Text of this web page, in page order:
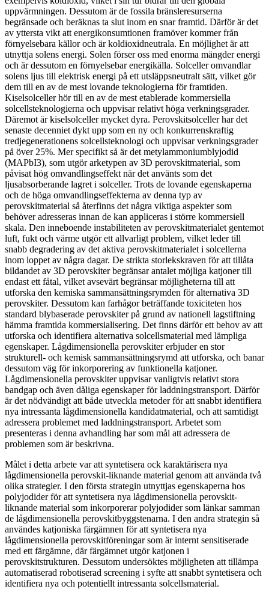
uppvärmningen. Dessutom är de fossila bränsleresurserna
begränsade och beräknas ta slut inom en snar framtid. Därför är det
av yttersta vikt att energikonsumtionen framöver kommer från
förnyelsebara källor och är koldioxidneutrala. En möjlighet är att
utnyttja solens energi. Solen förser oss med enorma mängder energi
och är dessutom en förnyelsebar energikälla. Solceller omvandlar
solens ljus till elektrisk energi på ett utsläppsneutralt sätt, vilket gör
dem till en av de mest lovande teknologierna för framtiden.
Kiselsolceller hör till en av de mest etablerade kommersiella
solcellsteknologierna och uppvisar relativt höga verkningsgrader.
Däremot är kiselsolceller mycket dyra. Perovskitsolceller har det
senaste decenniet dykt upp som en ny och konkurrenskraftig
tredjegenerationens solcellsteknologi och uppvisar verkningsgrader
på över 25%. Mer specifikt så är det metylammoniumblyjodid
(MAPbI3), som utgör arketypen av 3D perovskitmaterial, som
påvisat hög omvandlingseffekt när det använts som det
ljusabsorberande lagret i solceller. Trots de lovande egenskaperna
och de höga omvandlingseffekterna av denna typ av
perovskitmaterial så återfinns det några viktiga aspekter som
behöver adresseras innan de kan appliceras i större kommersiell
skala. Den inneboende instabiliteten av perovskitmaterialet gentemot
luft, fukt och värme utgör ett allvarligt problem, vilket leder till
snabb degradering av det aktiva perovskitmaterialet i solcellerna
inom loppet av några dagar. De strikta storlekskraven för att tillåta
bildandet av 3D perovskiter begränsar antalet möjliga katjoner till
endast ett fåtal, vilket avsevärt begränsar möjligheterna till att
utforska den kemiska sammansättningsrymden för alternativa 3D
perovskiter. Dessutom kan farhågor beträffande toxiciteten hos
standard blybaserade perovskiter på grund av nationell lagstiftning
hämma framtida kommersialisering. Det finns därför ett behov av att
utforska och identifiera alternativa solcellsmaterial med lämpliga
egenskaper. Lågdimensionella perovskiter erbjuder en stor
strukturell- och kemisk sammansättningsrymd att utforska, och banar
dessutom väg för inkorporering av funktionella katjoner.
Lågdimensionella perovskiter uppvisar vanligtvis relativt stora
bandgap och även dåliga egenskaper för laddningstransport. Därför
är det nödvändigt att både utveckla metoder för att snabbt identifiera
nya intressanta lågdimensionella kandidatmaterial, och att samtidigt
adressera problemet med laddningstransport. Arbetet som
presenteras i denna avhandling har som mål att adressera de
problemen som är beskrivna.
Målet i detta arbete var att syntetisera ock karaktärisera nya
lågdimensionella perovskit-liknande material genom att använda två
olika strategier. I den första strategin utnyttjas egenskaperna hos
polyjodider för att syntetisera nya lågdimensionella perovskit-
liknande material som inkorporerar polyjodider som länkar samman
de lågdimensionella perovskitbyggstenarna. I den andra strategin så
användes katjoniska färgämnen för att syntetisera nya
lågdimensionella perovskitföreningar som är internt sensitiserade
med ett färgämne, där färgämnet utgör katjonen i
perovskitstrukturen. Dessutom undersöktes möjligheten att tillämpa
automatiserad robotiserad screening i syfte att snabbt syntetisera och
identifiera nya och potentiellt intressanta solcellsmaterial.